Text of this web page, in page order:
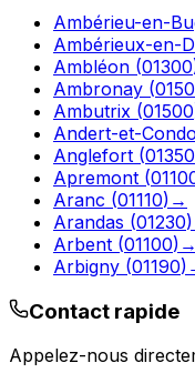
Ambérieu-en-
Ambérieux-en-
Ambléon (01300
Ambronay (
Ambutrix (01500
Andert-et-
Anglefort (01350
Apremont (
Aranc (01110) →
Arandas (01230)
Arbent (01100) →
Arbigny (01190)
Contact rapide
Appelez-nous